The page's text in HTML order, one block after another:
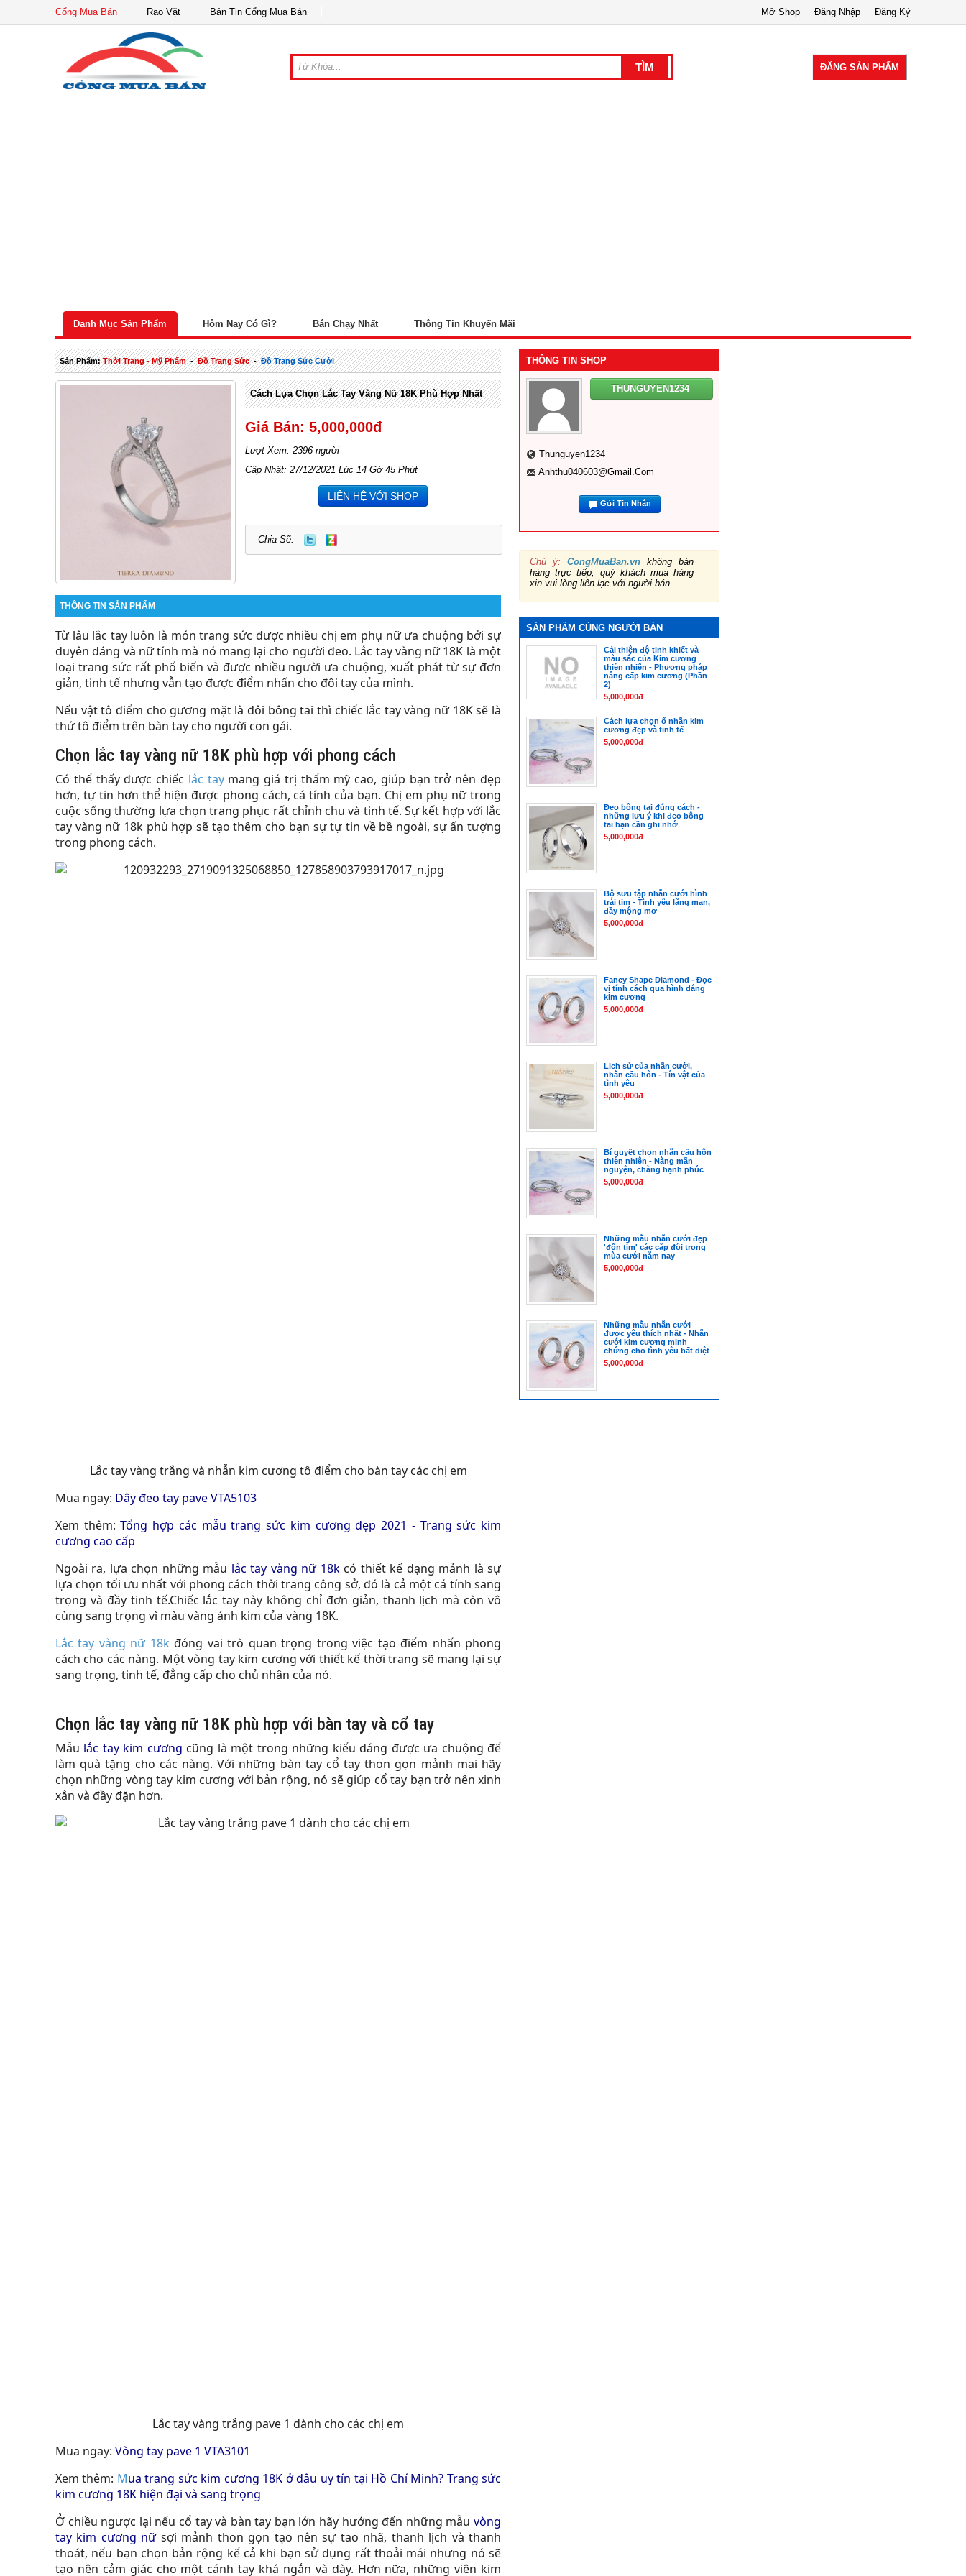
Cổng Mua Bán Rao Vặt Bản Tin Cổng Mua Bán Đăng Ký
Đăng Nhập
Mở Shop
ĐĂNG SẢN PHẨM
Danh Mục Sản Phẩm Hôm Nay Có Gì? Bán Chạy Nhất Thông Tin Khuyến Mãi
Sản Phẩm:Thời Trang - Mỹ Phẩm-Đồ Trang Sức-Đồ Trang Sức Cưới
Cách Lựa Chọn Lắc Tay Vàng Nữ 18K Phù Hợp Nhất
Giá Bán: 5,000,000đ
Lượt Xem: 2396 người
Cập Nhật: 27/12/2021 Lúc 14 Gờ 45 Phút
LIÊN HỆ VỚI SHOP
Chia Sẽ:
THÔNG TIN SẢN PHẨM
Từ lâu lắc tay luôn là món trang sức được nhiều chị em phụ nữ ưa chuộng bởi sự
duyên dáng và nữ tính mà nó mang lại cho người đeo. Lắc tay vàng nữ 18K là một
loại trang sức rất phổ biến và được nhiều người ưa chuộng, xuất phát từ sự đơn
giản, tinh tế nhưng vẫn tạo được điểm nhấn cho đôi tay của mình.
Nếu vật tô điểm cho gương mặt là đôi bông tai thì chiếc lắc tay vàng nữ 18K sẽ là
thứ tô điểm trên bàn tay cho người con gái.
Chọn lắc tay vàng nữ 18K phù hợp với phong cách
Có thể thấy được chiếc lắc taymang giá trị thẩm mỹ cao, giúp bạn trở nên đẹp
hơn, tự tin hơn thể hiện được phong cách, cá tính của bạn. Chị em phụ nữ trong
cuộc sống thường lựa chọn trang phục rất chỉnh chu và tinh tế. Sự kết hợp với lắc
tay vàng nữ 18k phù hợp sẽ tạo thêm cho bạn sự tự tin về bề ngoài, sự ấn tượng
trong phong cách.
Lắc tay vàng trắng và nhẫn kim cương tô điểm cho bàn tay các chị em
Mua ngay: Dây đeo tay pave VTA5103
Xem thêm: Tổng hợp các mẫu trang sức kim cương đẹp 2021 - Trang sức kim
cương cao cấp
Ngoài ra, lựa chọn những mẫu lắc tay vàng nữ 18kcó thiết kế dạng mảnh là sự
lựa chọn tối ưu nhất với phong cách thời trang công sở, đó là cả một cá tính sang
trọng và đầy tinh tế.Chiếc lắc tay này không chỉ đơn giản, thanh lịch mà còn vô
cùng sang trọng vì màu vàng ánh kim của vàng 18K.
Lắc tay vàng nữ 18k đóng vai trò quan trọng trong việc tạo điểm nhấn phong
cách cho các nàng. Một vòng tay kim cương với thiết kế thời trang sẽ mang lại sự
sang trọng, tinh tế, đẳng cấp cho chủ nhân của nó.
Chọn lắc tay vàng nữ 18K phù hợp với bàn tay và cổ tay
Mẫu lắc tay kim cương cũng là một trong những kiểu dáng được ưa chuộng để
làm quà tặng cho các nàng. Với những bàn tay cổ tay thon gọn mảnh mai hãy
chọn những vòng tay kim cương với bản rộng, nó sẽ giúp cổ tay bạn trở nên xinh
xắn và đầy đặn hơn.
Lắc tay vàng trắng pave 1 dành cho các chị em
Mua ngay: Vòng tay pave 1 VTA3101
Xem thêm: Mua trang sức kim cương 18K ở đâu uy tín tại Hồ Chí Minh? Trang sức
kim cương 18K hiện đại và sang trọng
Ở chiều ngược lại nếu cổ tay và bàn tay bạn lớn hãy hướng đến những mẫu vòng
tay kim cương nữ sợi mảnh thon gọn tạo nên sự tao nhã, thanh lịch và thanh
thoát, nếu bạn chọn bản rộng kể cả khi bạn sử dụng rất thoải mái nhưng nó sẽ
tạo nên cảm giác cho một cánh tay khá ngắn và dày. Hơn nữa, những viên kim
THÔNG TIN SHOP
THUNGUYEN1234
Thunguyen1234
Anhthu040603@gmail.com
Gửi Tin Nhắn
Chú ý: CongMuaBan.vn không bán
hàng trực tiếp, quý khách mua hàng
xin vui lòng liên lạc với người bán.
SẢN PHẨM CÙNG NGƯỜI BÁN
Cải thiện độ tinh khiết và
màu sắc của Kim cương
thiên nhiên - Phương pháp
nâng cấp kim cương (Phần
2)
5,000,000đ
Cách lựa chọn ổ nhẫn kim
cương đẹp và tinh tế
5,000,000đ
Đeo bông tai đúng cách -
những lưu ý khi đeo bông
tai bạn cần ghi nhớ
5,000,000đ
Bộ sưu tập nhẫn cưới hình
trái tim - Tình yêu lãng mạn,
đầy mộng mơ
5,000,000đ
Fancy Shape Diamond - Đọc
vị tính cách qua hình dáng
kim cương
5,000,000đ
Lịch sử của nhẫn cưới,
nhẫn cầu hôn - Tín vật của
tình yêu
5,000,000đ
Bí quyết chọn nhẫn cầu hôn
thiên nhiên - Nàng mãn
nguyện, chàng hạnh phúc
5,000,000đ
Những mẫu nhẫn cưới đẹp
'đốn tim' các cặp đôi trong
mùa cưới năm nay
5,000,000đ
Những mẫu nhẫn cưới
được yêu thích nhất - Nhẫn
cưới kim cương minh
chứng cho tình yêu bất diệt
5,000,000đ